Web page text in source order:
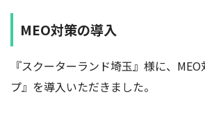
MEO対策の導入
『スクーターランド埼玉』様に、
プ』を導入いただきました。